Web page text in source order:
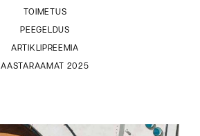
TOIMETUS
PEEGELDUS
ARTIKLIPREEMIA
AASTARAAMAT 2025